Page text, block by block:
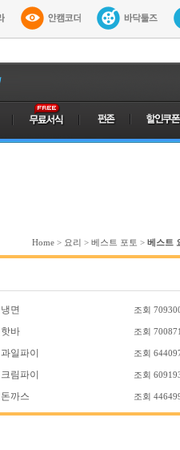
Home > 요리 > 베스트 포토 > 베스트
냉면 조회
핫바 조회
과일파이 조회
크림파이 조회
돈까스 조회